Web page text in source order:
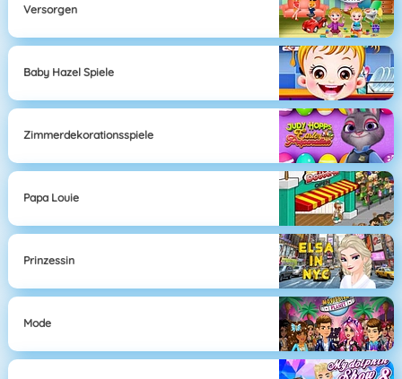
Versorgen
Baby Hazel Spiele
Zimmerdekorationsspiele
Papa Louie
Prinzessin
Mode